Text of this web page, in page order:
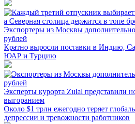
Экспортеры из Москвы
рублей
Кратно выросли поставки в Индию,
ЮАР и Турцию
Эксперты курорта Zulal представили
выгоранием
Около $1 трлн ежегодно теряет
депрессии и тревожности работников